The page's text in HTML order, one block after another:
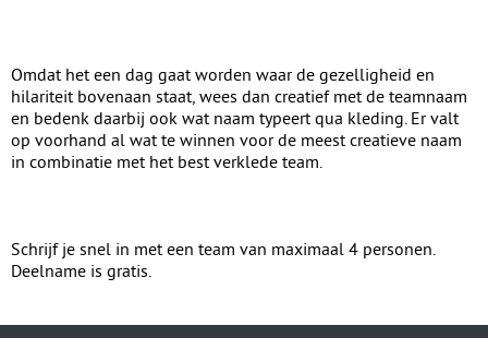
Omdat het een dag gaat worden waar de gezelligheid en
hilariteit bovenaan staat, wees dan creatief met de teamnaam
en bedenk daarbij ook wat naam typeert qua kleding. Er valt
op voorhand al wat te winnen voor de meest creatieve naam
in combinatie met het best verklede team.
Schrijf je snel in met een team van maximaal 4 personen.
Deelname is gratis.